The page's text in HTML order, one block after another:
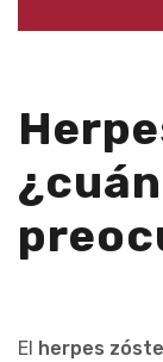
El herpes